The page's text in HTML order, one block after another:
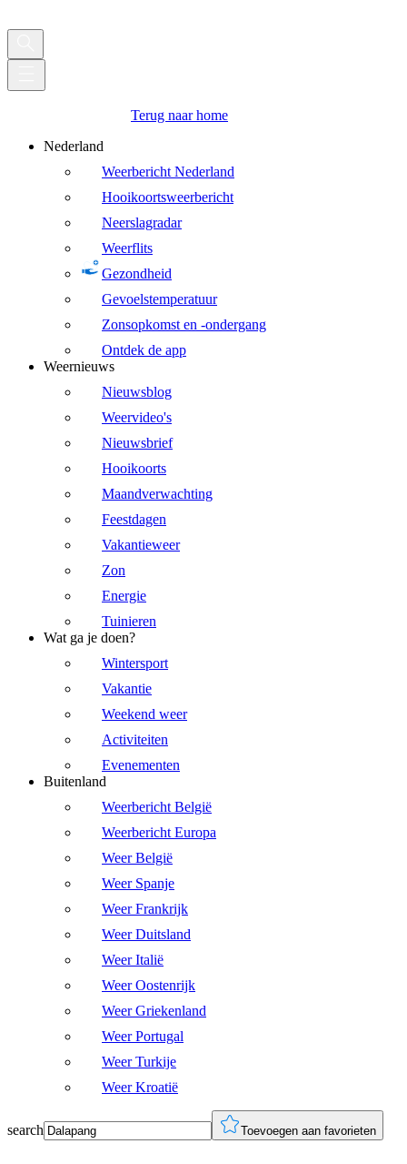
Terug naar home
Nederland
Weerbericht Nederland
Hooikoortsweerbericht
Neerslagradar
Weerflits
Gezondheid
Gevoelstemperatuur
Zonsopkomst en -ondergang
Ontdek de app
Weernieuws
Nieuwsblog
Weervideo's
Nieuwsbrief
Hooikoorts
Maandverwachting
Feestdagen
Vakantieweer
Zon
Energie
Tuinieren
Wat ga je doen?
Wintersport
Vakantie
Weekend weer
Activiteiten
Evenementen
Buitenland
Weerbericht België
Weerbericht Europa
Weer België
Weer Spanje
Weer Frankrijk
Weer Duitsland
Weer Italië
Weer Oostenrijk
Weer Griekenland
Weer Portugal
Weer Turkije
Weer Kroatië
search Toevoegen aan favorieten